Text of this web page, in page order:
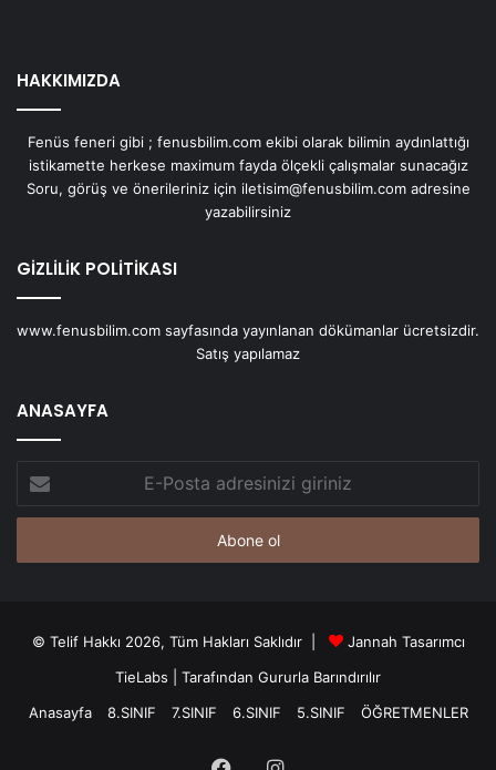
HAKKIMIZDA
Fenüs feneri gibi ; fenusbilim.com ekibi olarak bilimin aydınlattığı
istikamette herkese maximum fayda ölçekli çalışmalar sunacağız
Soru, görüş ve önerileriniz için iletisim@fenusbilim.com adresine
yazabilirsiniz
GİZLİLİK POLİTİKASI
www.fenusbilim.com sayfasında yayınlanan dökümanlar ücretsizdir.
Satış yapılamaz
ANASAYFA
Posta
adresinizi
© Telif Hakkı 2026, Tüm Hakları Saklıdır |
Jannah Tasarımcı
TieLabs | Tarafından Gururla Barındırılır
Anasayfa
8.SINIF 7.SINIF 6.SINIF 5.SINIF ÖĞRETMENLER